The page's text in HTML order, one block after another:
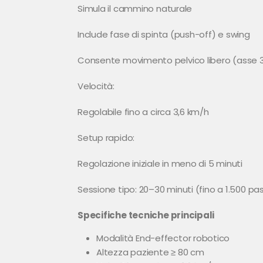
Simula il cammino naturale
Include fase di spinta (push-off) e swing
Consente movimento pelvico libero (asse
Velocità:
Regolabile fino a circa 3,6 km/h
Setup rapido:
Regolazione iniziale in meno di 5 minuti
Sessione tipo: 20–30 minuti (fino a 1.500
Specifiche tecniche principali
Modalità End-effector robotico
Altezza paziente ≥ 80 cm